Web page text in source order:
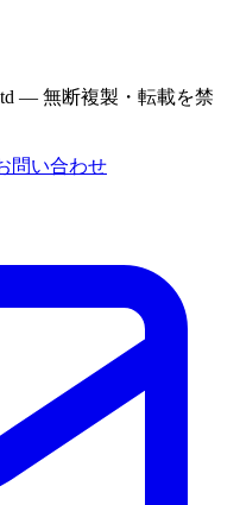
— 無断複製・転載を禁
問い合わせ